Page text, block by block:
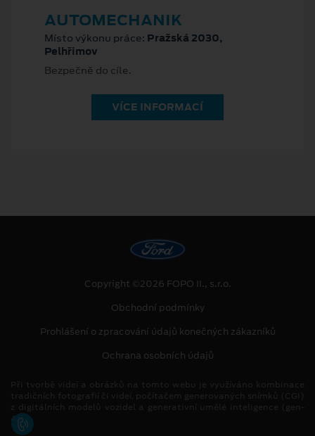
AUTOMECHANIK
Místo výkonu práce: Pražská 2030,
Pelhřimov
Bezpečně do cíle.
VÍCE INFORMACÍ
Copyright ©2026 FOPO II., s.r.o.
Obchodní podmínky
Prohlášení o zpracování údajů konečných zákazníků
Ochrana osobních údajů
AI).